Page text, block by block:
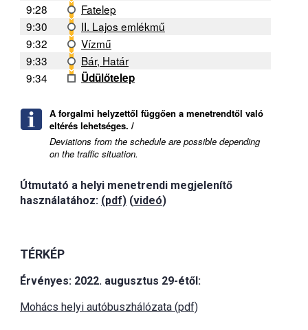
9:28
Fatelep
9:30
II. Lajos emlékmű
9:32
Vízmű
9:33
Bár, Határ
9:34
Üdülőtelep
A forgalmi helyzettől függően a menetrendtől való
eltérés lehetséges. /
Deviations from the schedule are possible depending
on the traffic situation.
Útmutató a helyi menetrendi megjelenítő
használatához: (pdf) (videó)
TÉRKÉP
Érvényes: 2022. augusztus 29-étől:
Mohács helyi autóbuszhálózata (pdf)